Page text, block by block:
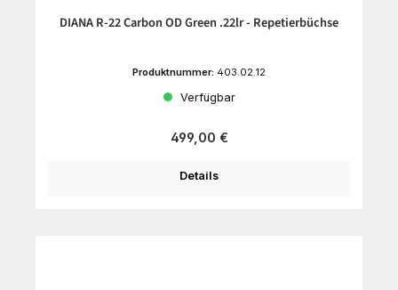
DIANA R-22 Carbon OD Green .22lr - Repetierbüchse
Produktnummer: 403.02.12
Verfügbar
Regulärer Preis:
499,00 €
Details